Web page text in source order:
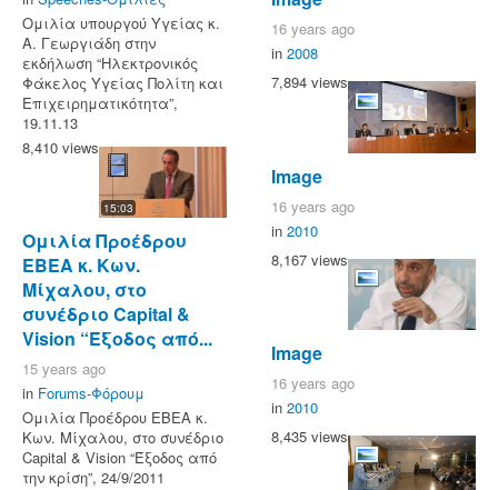
Ομιλία υπουργού Υγείας κ.
Α. Γεωργιάδη στην
εκδήλωση “Ηλεκτρονικός
Φάκελος Υγείας Πολίτη και
Επιχειρηματικότητα”,
19.11.13
8,410 views
15:03
Ομιλία Προέδρου
ΕΒΕΑ κ. Κων.
Μίχαλου, στο
συνέδριο Capital &
Vision “Έξοδος από...
15 years ago
in Forums-Φόρουμ
Ομιλία Προέδρου ΕΒΕΑ κ.
Κων. Μίχαλου, στο συνέδριο
Capital & Vision “Έξοδος από
την κρίση”, 24/9/2011
16 years ago
in 2008
7,894 views
Image
16 years ago
in 2010
8,167 views
Image
16 years ago
in 2010
8,435 views